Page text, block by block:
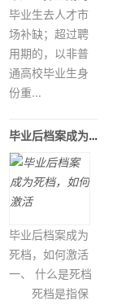
毕业生去人才市
场补缺；超过聘
用期的，以非普
通高校毕业生身
份重...
毕业后档案成为死档，如何激活
毕业后档案成为
死档，如何激活
一、 什么是死档
死档是指保